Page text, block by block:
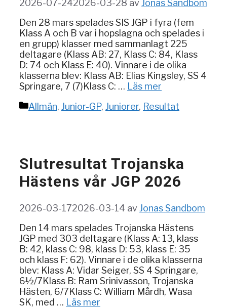
2026-07-242026-03-28 avJonas Sandbom
Den 28 mars spelades SIS JGP i fyra (fem
Klass A och B var i hopslagna och spelades i
en grupp) klasser med sammanlagt 225
deltagare (Klass AB: 27, Klass C: 84, Klass
D: 74 och Klass E: 40). Vinnare i de olika
klasserna blev: Klass AB: Elias Kingsley, SS 4
Springare, 7 (7)Klass C: … Läs mer
Kategorier
Allmän, Junior-GP, Juniorer, Resultat
Slutresultat Trojanska
Hästens vår JGP 2026
2026-03-172026-03-14 avJonas Sandbom
Den 14 mars spelades Trojanska Hästens
JGP med 303 deltagare (Klass A: 13, klass
B: 42, klass C: 98, klass D: 53, klass E: 35
och klass F: 62). Vinnare i de olika klasserna
blev: Klass A: Vidar Seiger, SS 4 Springare,
6½/7Klass B: Ram Srinivasson, Trojanska
Hästen, 6/7Klass C: William Mårdh, Wasa
SK, med … Läs mer